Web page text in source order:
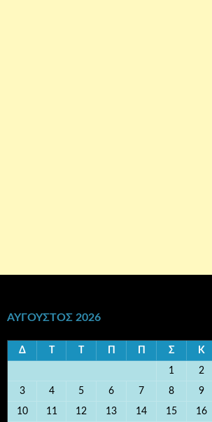
ΑΎΓΟΥΣΤΟΣ 2026
Δ Σ Κ
1 2
3 4 5 6 7 8 9
10 11 12 13 14 15 16